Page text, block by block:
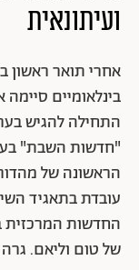
ועיתונאית
אחרי תואר ראשון
בינלאומיים
"חדשות השבת"
הראשונה של
עובדת בתאגיד
של טום וליאם.